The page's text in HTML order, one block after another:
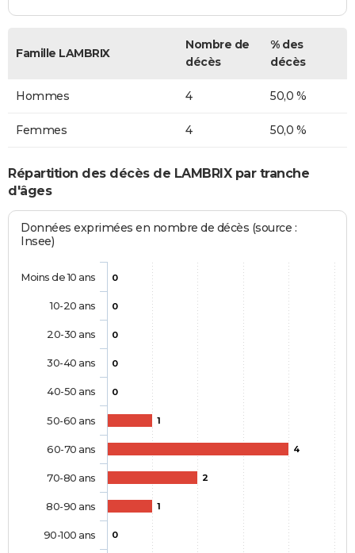
Famille LAMBRIX
Nombre de
décès
% des
décès
Hommes 4 50,0 %
Femmes 4 50,0 %
Répartition des décès de LAMBRIX par tranche
d'âges
Données exprimées en nombre de décès (source :
Insee)
0
0
0
0
0
1
4
2
1
0
Moins de 10 ans
10-20 ans
20-30 ans
30-40 ans
40-50 ans
50-60 ans
60-70 ans
70-80 ans
80-90 ans
90-100 ans